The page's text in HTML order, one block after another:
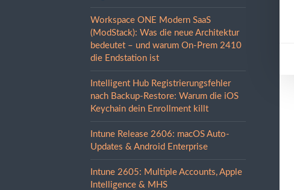
Workspace ONE Modern SaaS
(ModStack): Was die neue Architektur
bedeutet – und warum On-Prem 2410
die Endstation ist
Intelligent Hub Registrierungsfehler
nach Backup-Restore: Warum die iOS
Keychain dein Enrollment killt
Intune Release 2606: macOS Auto-
Updates & Android Enterprise
Intune 2605: Multiple Accounts, Apple
Intelligence & MHS